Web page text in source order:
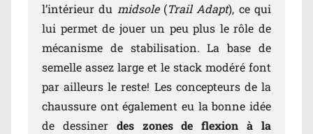
l’intérieur du midsole (Trail Adapt), ce qui
lui permet de jouer un peu plus le rôle de
mécanisme de stabilisation. La base de
semelle assez large et le stack modéré font
par ailleurs le reste! Les concepteurs de la
chaussure ont également eu la bonne idée
de dessiner des zones de flexion à la